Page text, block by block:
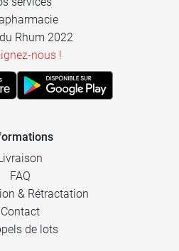
Rhum 2022
nous !
FAQ
& Rétractation
Contact
de lots